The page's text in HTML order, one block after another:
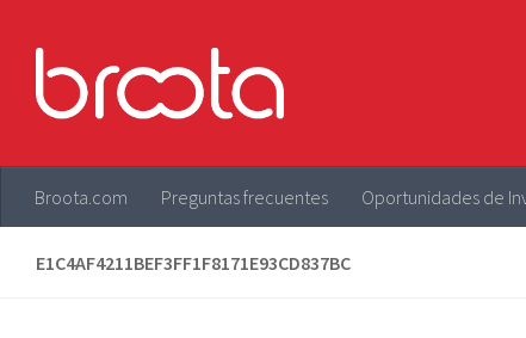
Broota.com Preguntas frecuentes Oportunidades de
E1C4AF4211BEF3FF1F8171E93CD837BC